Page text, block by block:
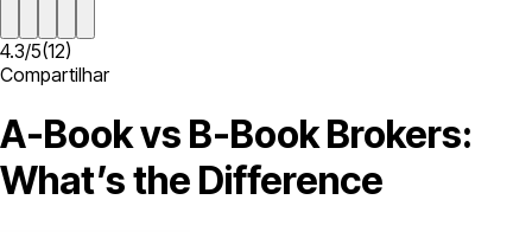
4.3/5(12)
Compartilhar
A-Book vs B-Book Brokers:
What’s the Difference